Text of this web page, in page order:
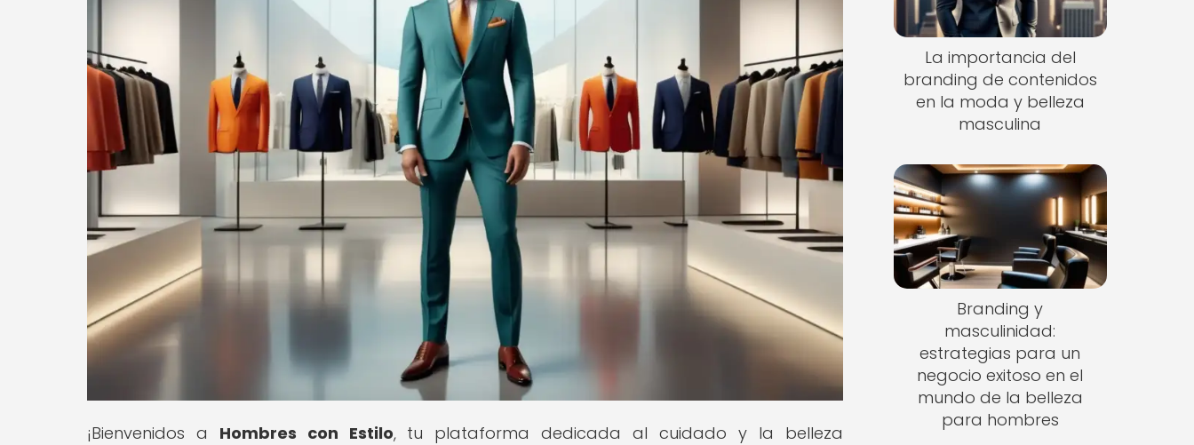
¡Bienvenidos a Hombres con Estilo, tu plataforma dedicada al cuidado y la belleza
La importancia del
branding de contenidos
en la moda y belleza
masculina
Branding y
masculinidad:
estrategias para un
negocio exitoso en el
mundo de la belleza
para hombres